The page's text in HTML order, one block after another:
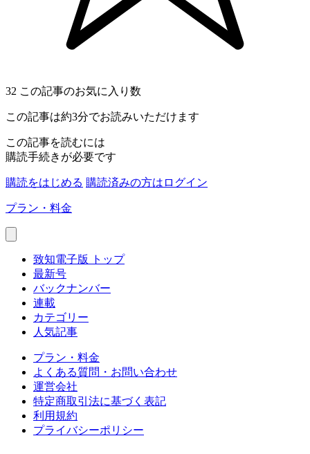
32 この記事のお気に入り数
この記事は約3分でお読みいただけます
この記事を読むには
購読手続きが必要です
購読をはじめる 購読済みの方はログイン
プラン・料金
致知電子版 トップ
最新号
バックナンバー
連載
カテゴリー
人気記事
プラン・料金
よくある質問・お問い合わせ
運営会社
特定商取引法に基づく表記
利用規約
プライバシーポリシー